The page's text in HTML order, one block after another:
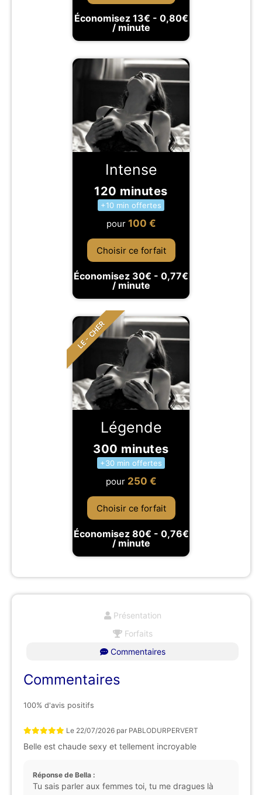
Économisez 13€ - 0,80€
/ minute
Intense
120 minutes
+10 min offertes
pour 100 €
Choisir ce forfait
Économisez 30€ - 0,77€
/ minute
LE - CHER
Légende
300 minutes
+30 min offertes
pour 250 €
Choisir ce forfait
Économisez 80€ - 0,76€
/ minute
Présentation
Forfaits
Commentaires
Commentaires
100% d'avis positifs
Le 22/07/2026 par PABLODURPERVERT
Belle est chaude sexy et tellement incroyable
Réponse de Bella :
Tu sais parler aux femmes toi, tu me dragues là